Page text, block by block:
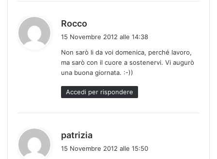
Rocco
e
t
t
o
:
15 Novembre 2012 alle 14:38
Non sarò li da voi domenica, perché lavoro,
ma sarò con il cuore a sostenervi. Vi augurò
una buona giornata. :-))
Accedi per rispondere
patrizia
15 Novembre 2012 alle 15:50